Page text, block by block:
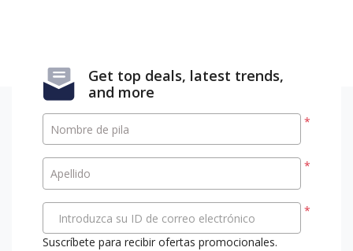
Get top deals, latest trends,
and more
*
Nombre de pila
*
Apellido
*
Introduzca su ID de correo electrónico
Suscríbete para recibir ofertas promocionales.